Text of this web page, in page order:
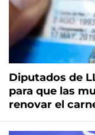
Diputados de
para que las
renovar el